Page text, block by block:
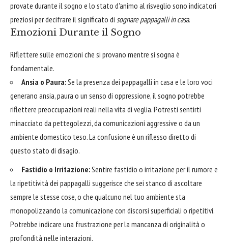
provate durante il sogno e lo stato d'animo al risveglio sono indicatori
preziosi per decifrare il significato di sognare pappagalli in casa.
Emozioni Durante il Sogno
Riflettere sulle emozioni che si provano mentre si sogna è
fondamentale.
Ansia o Paura:Se la presenza dei pappagalli in casa e le loro voci
generano ansia, paura o un senso di oppressione, il sogno potrebbe
riflettere preoccupazioni reali nella vita di veglia. Potresti sentirti
minacciato da pettegolezzi, da comunicazioni aggressive o da un
ambiente domestico teso. La confusione è un riflesso diretto di
questo stato di disagio.
Fastidio o Irritazione:Sentire fastidio o irritazione per il rumore e
la ripetitività dei pappagalli suggerisce che sei stanco di ascoltare
sempre le stesse cose, o che qualcuno nel tuo ambiente sta
monopolizzando la comunicazione con discorsi superficiali o ripetitivi.
Potrebbe indicare una frustrazione per la mancanza di originalità o
profondità nelle interazioni.